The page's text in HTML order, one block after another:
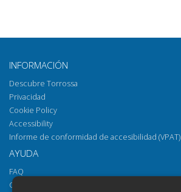
INFORMACIÓN
Descubre Torrossa
Privacidad
Cookie Policy
Accessibility
Informe de conformidad de accesibilidad (VPAT)
AYUDA
FAQ
Cómo abrir los archivos